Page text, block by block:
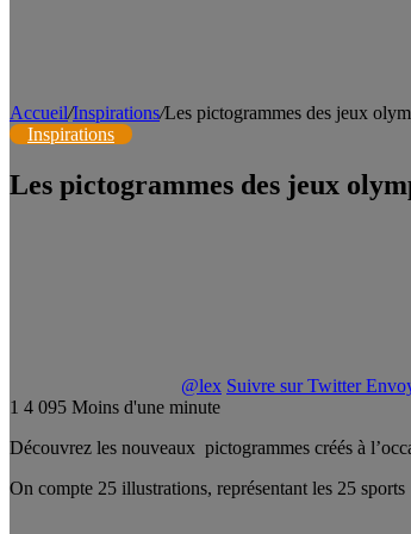
Accueil/Inspirations/Les pictogrammes des jeux
Inspirations
Les pictogrammes des jeux
@lex Suivre sur Twitter
1 4 095 Moins d'une minute
Découvrez les nouveaux pictogrammes créés à
On compte 25 illustrations, représentant les 25